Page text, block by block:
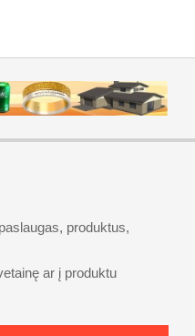
produktus,
ar į produktu